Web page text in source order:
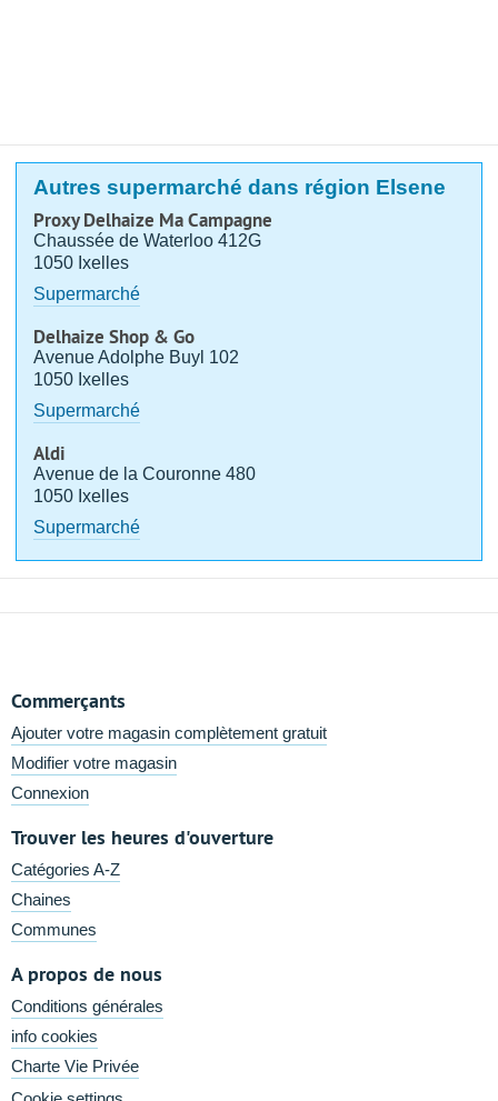
Autres supermarché dans région Elsene
Proxy Delhaize Ma Campagne
Chaussée de Waterloo 412G
1050 Ixelles
Supermarché
Delhaize Shop & Go
Avenue Adolphe Buyl 102
1050 Ixelles
Supermarché
Aldi
Avenue de la Couronne 480
1050 Ixelles
Supermarché
Commerçants
Ajouter votre magasin complètement gratuit
Modifier votre magasin
Connexion
Trouver les heures d'ouverture
Catégories A-Z
Chaines
Communes
A propos de nous
Conditions générales
info cookies
Charte Vie Privée